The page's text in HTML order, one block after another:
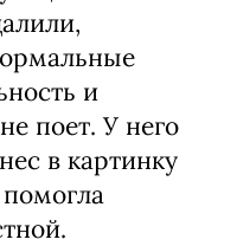
и
поет. У него
в картинку